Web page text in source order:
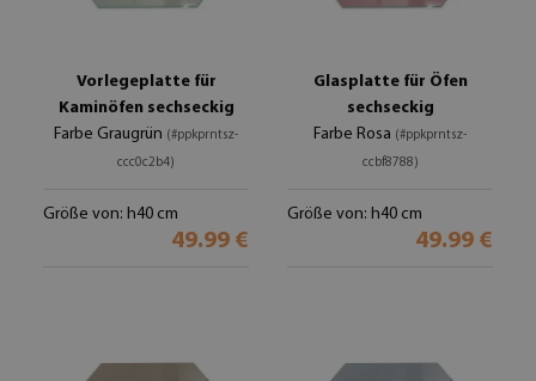
Vorlegeplatte für
Kaminöfen sechseckig
Farbe Graugrün (#ppkprntsz-
ccc0c2b4)
Größe von: h40 cm
49.99 €
Glasplatte für Öfen
sechseckig
Farbe Rosa (#ppkprntsz-
ccbf8788)
Größe von: h40 cm
49.99 €